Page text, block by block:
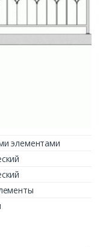
элементами